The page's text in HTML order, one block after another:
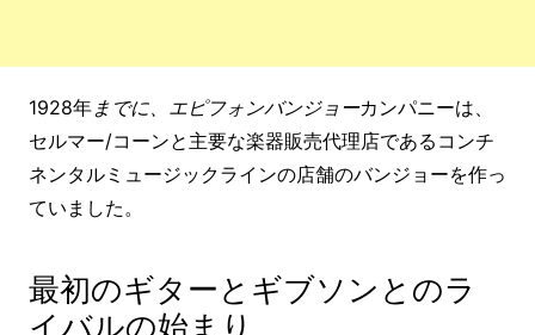
1928年までに、エピフォンバンジョーカンパニーは、
セルマー/コーンと主要な楽器販売代理店であるコンチ
ネンタルミュージックラインの店舗のバンジョーを作っ
ていました。
最初のギターとギブソンとのラ
イバルの始まり